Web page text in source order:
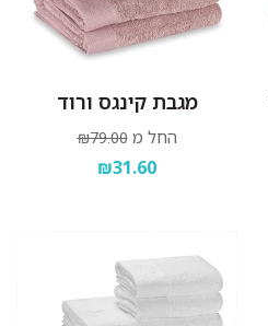
מגבת קינגס ורוד
החל מ ₪79.00
₪31.60